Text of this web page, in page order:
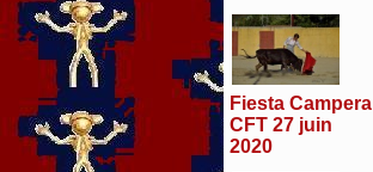
Fiesta Campera
CFT 27 juin
2020